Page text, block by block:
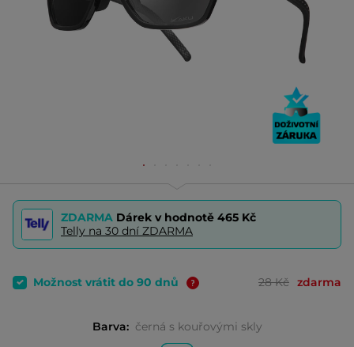
ZDARMA Dárek v hodnotě 465 Kč
Telly na 30 dní ZDARMA
Možnost vrátit do 90 dnů 28 Kč zdarma
Barva: černá s kouřovými skly